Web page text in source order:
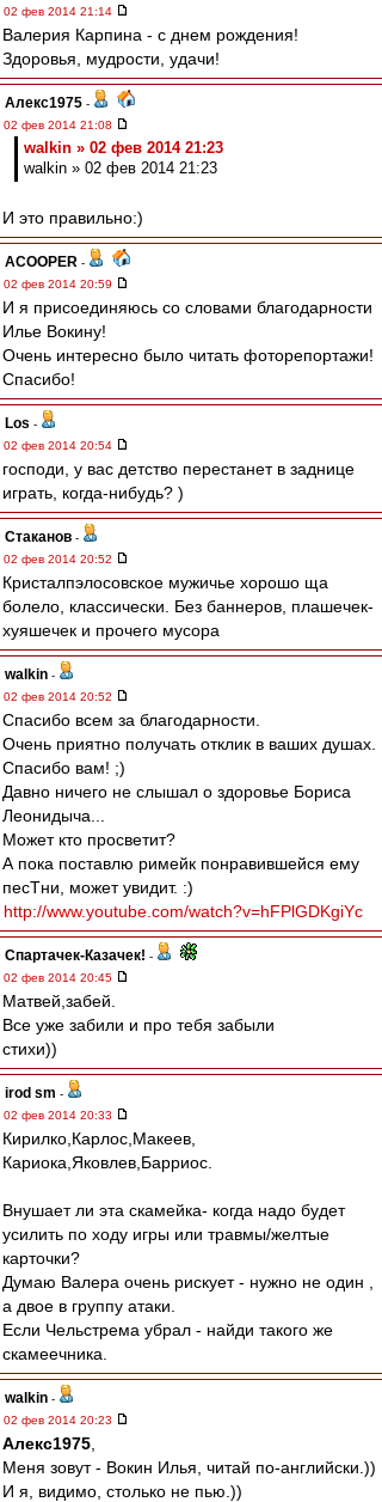
02 фев 2014 21:14
Валерия Карпина - с днем рождения!
Здоровья, мудрости, удачи!
Алекс1975 -
02 фев 2014 21:08
walkin » 02 фев 2014 21:23
walkin » 02 фев 2014 21:23
И это правильно:)
ACOOPER -
02 фев 2014 20:59
И я присоединяюсь со словами благодарности
Илье Вокину!
Очень интересно было читать фоторепортажи!
Спасибо!
Los -
02 фев 2014 20:54
господи, у вас детство перестанет в заднице
играть, когда-нибудь? )
Cтаканов -
02 фев 2014 20:52
Кристалпэлосовское мужичье хорошо ща
болело, классически. Без баннеров, плашечек-
хуяшечек и прочего мусора
walkin -
02 фев 2014 20:52
Спасибо всем за благодарности.
Очень приятно получать отклик в ваших душах.
Спасибо вам! ;)
Давно ничего не слышал о здоровье Бориса
Леонидыча...
Может кто просветит?
А пока поставлю римейк понравившейся ему
песТни, может увидит. :)
http://www.youtube.com/watch?v=hFPlGDKgiYc
Спартачек-Казачек! -
02 фев 2014 20:45
Матвей,забей.
Все уже забили и про тебя забыли
стихи))
irod sm -
02 фев 2014 20:33
Кирилко,Карлос,Макеев,
Кариока,Яковлев,Барриос.
Внушает ли эта скамейка- когда надо будет
усилить по ходу игры или травмы/желтые
карточки?
Думаю Валера очень рискует - нужно не один ,
а двое в группу атаки.
Если Чельстрема убрал - найди такого же
скамеечника.
walkin -
02 фев 2014 20:23
Алекс1975
Меня зовут - Вокин Илья, читай по-английски.))
И я, видимо, столько не пью.))